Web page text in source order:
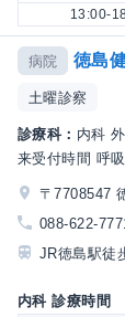
13:00-
病院 徳島
土曜診察
診療科： 内科
来受付時間 呼
〒7708547
088-622-
JR徳島駅徒
内科 診療時間